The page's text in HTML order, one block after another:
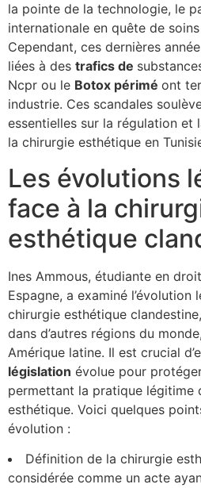
la pointe de la technologie, le
internationale en quête de
Cependant, ces dernières
liées à des trafics de
Ncpr ou le Botox périmé ont
industrie. Ces scandales
essentielles sur la régulation et
la chirurgie esthétique en
Les évolutions
face à la
esthétique
Ines Ammous, étudiante en
Espagne, a examiné
chirurgie esthétique
dans d’autres régions du
Amérique latine. Il est crucial
législation évolue pour
permettant la pratique légitime
esthétique. Voici quelques
évolution :
Définition de la chirurgie
considérée comme un acte